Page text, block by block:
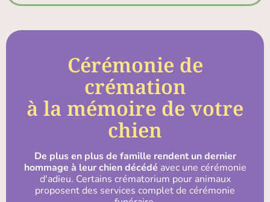
Cérémonie de
crémation
à la mémoire de votre
chien
De plus en plus de famille rendent un dernier
hommage à leur chien décédé avec une cérémonie
d'adieu. Certains crématorium pour animaux
proposent des services complet de cérémonie